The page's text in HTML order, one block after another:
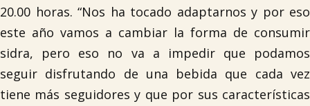
20.00 horas. “Nos ha tocado adaptarnos y por eso
este año vamos a cambiar la forma de consumir
sidra, pero eso no va a impedir que podamos
seguir disfrutando de una bebida que cada vez
tiene más seguidores y que por sus características